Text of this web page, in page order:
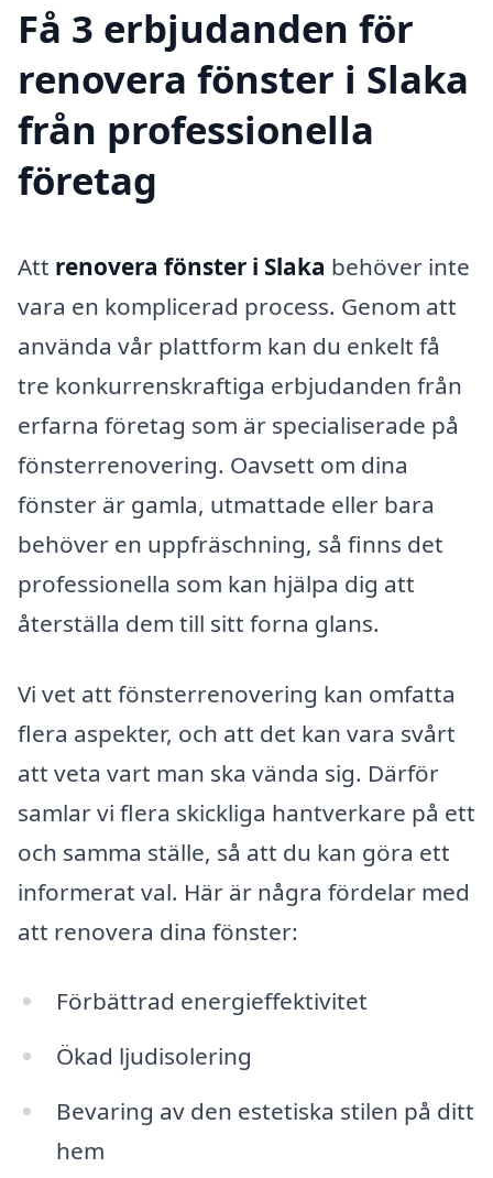
Få 3 erbjudanden för
renovera fönster i Slaka
från professionella
företag
Att renovera fönster i Slaka behöver inte
vara en komplicerad process. Genom att
använda vår plattform kan du enkelt få
tre konkurrenskraftiga erbjudanden från
erfarna företag som är specialiserade på
fönsterrenovering. Oavsett om dina
fönster är gamla, utmattade eller bara
behöver en uppfräschning, så finns det
professionella som kan hjälpa dig att
återställa dem till sitt forna glans.
Vi vet att fönsterrenovering kan omfatta
flera aspekter, och att det kan vara svårt
att veta vart man ska vända sig. Därför
samlar vi flera skickliga hantverkare på ett
och samma ställe, så att du kan göra ett
informerat val. Här är några fördelar med
att renovera dina fönster:
Förbättrad energi­effektivitet
Ökad ljudisolering
Bevaring av den estetiska stilen på ditt
hem